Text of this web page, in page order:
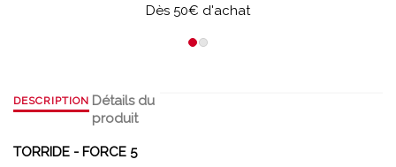
Dès 50€ d'achat
DESCRIPTION Détails du
produit
TORRIDE - FORCE 5